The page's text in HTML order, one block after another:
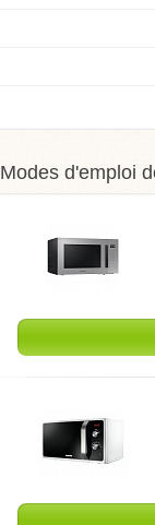
Modes d'emploi